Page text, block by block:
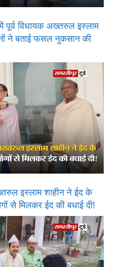
विधायक अख्तरुल इस्लाम
ने बताई फसल नुकसान की
इस्लाम शाहीन ने ईद के
से मिलकर ईद की बधाई दी!